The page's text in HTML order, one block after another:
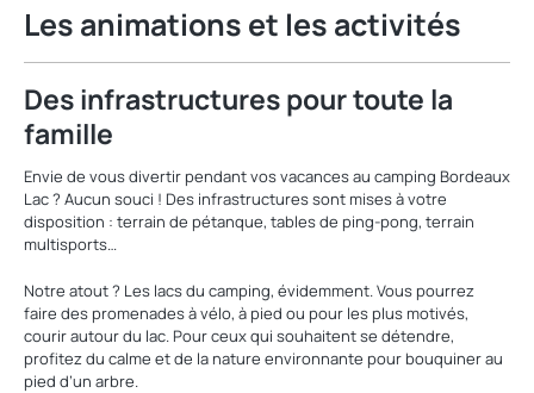
Les animations et les activités
Des infrastructures pour toute la
famille
Envie de vous divertir pendant vos vacances au camping Bordeaux
Lac ? Aucun souci ! Des infrastructures sont mises à votre
disposition : terrain de pétanque, tables de ping-pong, terrain
multisports…
Notre atout ? Les lacs du camping, évidemment. Vous pourrez
faire des promenades à vélo, à pied ou pour les plus motivés,
courir autour du lac. Pour ceux qui souhaitent se détendre,
profitez du calme et de la nature environnante pour bouquiner au
pied d’un arbre.